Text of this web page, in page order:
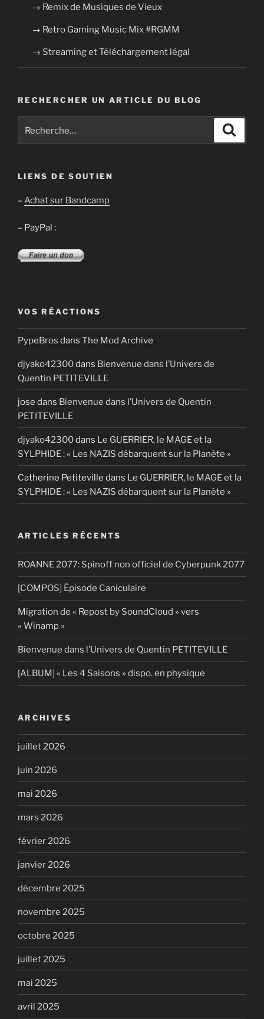
→ Remix de Musiques de Vieux
→ Retro Gaming Music Mix #RGMM
→ Streaming et Téléchargement légal
RECHERCHER UN ARTICLE DU BLOG
LIENS DE SOUTIEN
–Achat sur Bandcamp
– PayPal :
VOS RÉACTIONS
PypeBros dans The Mod Archive
djyako42300dans Bienvenue dans l’Univers de
Quentin PETITEVILLE
jose dans Bienvenue dans l’Univers de Quentin
PETITEVILLE
djyako42300dans Le GUERRIER, le MAGE et la
SYLPHIDE : « Les NAZIS débarquent sur la Planète »
Catherine Petiteville dans Le GUERRIER, le MAGE et la
SYLPHIDE : « Les NAZIS débarquent sur la Planète »
ARTICLES RÉCENTS
ROANNE 2077: Spinoff non officiel de Cyberpunk 2077
[COMPOS] Épisode Caniculaire
Migration de « Repost by SoundCloud » vers
« Winamp »
Bienvenue dans l’Univers de Quentin PETITEVILLE
[ALBUM] « Les 4 Saisons » dispo. en physique
ARCHIVES
juillet 2026
juin 2026
mai 2026
mars 2026
février 2026
janvier 2026
décembre 2025
novembre 2025
octobre 2025
juillet 2025
mai 2025
avril 2025